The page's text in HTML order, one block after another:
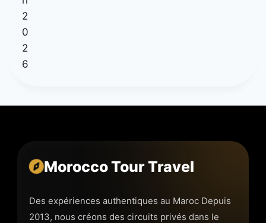
Morocco Tour Travel
Des expériences authentiques au Maroc Depuis
2013, nous créons des circuits privés dans le